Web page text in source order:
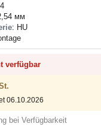
мм
: HU
verfügbar
06.10.2026
bei Verfügbarkeit